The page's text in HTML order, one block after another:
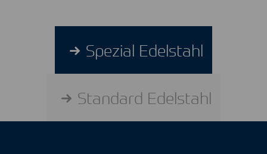
Spezial Edelstahl
Standard Edelstahl